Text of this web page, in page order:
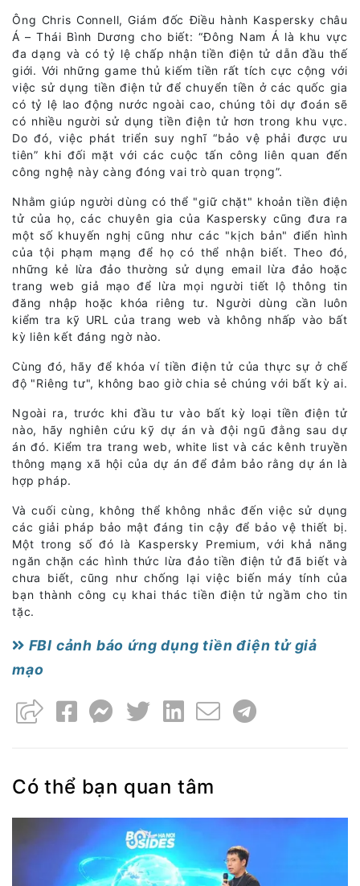
Ông Chris Connell, Giám đốc Điều hành Kaspersky châu
Á – Thái Bình Dương cho biết: “Đông Nam Á là khu vực
đa dạng và có tỷ lệ chấp nhận tiền điện tử dẫn đầu thế
giới. Với những game thủ kiếm tiền rất tích cực cộng với
việc sử dụng tiền điện tử để chuyển tiền ở các quốc gia
có tỷ lệ lao động nước ngoài cao, chúng tôi dự đoán sẽ
có nhiều người sử dụng tiền điện tử hơn trong khu vực.
Do đó, việc phát triển suy nghĩ “bảo vệ phải được ưu
tiên” khi đối mặt với các cuộc tấn công liên quan đến
công nghệ này càng đóng vai trò quan trọng”.
Nhằm giúp người dùng có thể "giữ chặt" khoản tiền điện
tử của họ, các chuyên gia của Kaspersky cũng đưa ra
một số khuyến nghị cũng như các "kịch bản" điển hình
của tội phạm mạng để họ có thể nhận biết. Theo đó,
những kẻ lừa đảo thường sử dụng email lừa đảo hoặc
trang web giả mạo để lừa mọi người tiết lộ thông tin
đăng nhập hoặc khóa riêng tư. Người dùng cần luôn
kiểm tra kỹ URL của trang web và không nhấp vào bất
kỳ liên kết đáng ngờ nào.
Cùng đó, hãy để khóa ví tiền điện tử của thực sự ở chế
độ "Riêng tư", không bao giờ chia sẻ chúng với bất kỳ ai.
Ngoài ra, trước khi đầu tư vào bất kỳ loại tiền điện tử
nào, hãy nghiên cứu kỹ dự án và đội ngũ đằng sau dự
án đó. Kiểm tra trang web, white list và các kênh truyền
thông mạng xã hội của dự án để đảm bảo rằng dự án là
hợp pháp.
Và cuối cùng, không thể không nhắc đến việc sử dụng
các giải pháp bảo mật đáng tin cậy để bảo vệ thiết bị.
Một trong số đó là Kaspersky Premium, với khả năng
ngăn chặn các hình thức lừa đảo tiền điện tử đã biết và
chưa biết, cũng như chống lại việc biến máy tính của
bạn thành công cụ khai thác tiền điện tử ngầm cho tin
tặc.
FBI cảnh báo ứng dụng tiền điện tử giả
mạo
Có thể bạn quan tâm